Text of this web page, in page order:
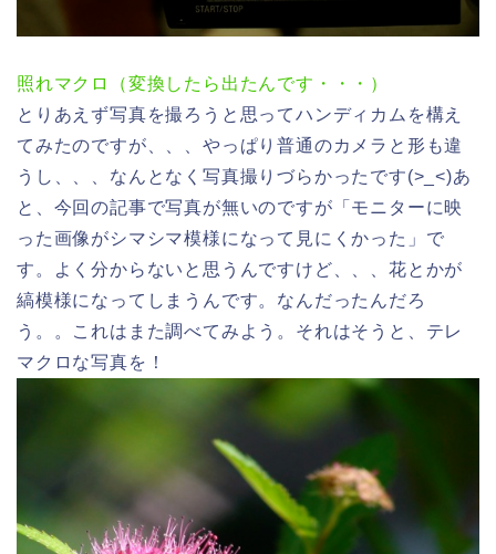
照れマクロ（変換したら出たんです・・・）
とりあえず写真を撮ろうと思ってハンディカムを構え
てみたのですが、、、やっぱり普通のカメラと形も違
うし、、、なんとなく写真撮りづらかったです(>_<)あ
と、今回の記事で写真が無いのですが「モニターに映
った画像がシマシマ模様になって見にくかった」で
す。よく分からないと思うんですけど、、、花とかが
縞模様になってしまうんです。なんだったんだろ
う。。これはまた調べてみよう。それはそうと、テレ
マクロな写真を！